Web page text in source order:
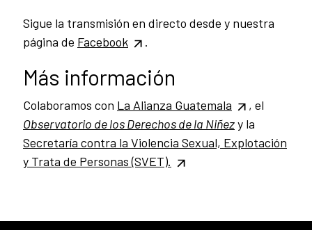
Sigue la transmisión en directo desde y nuestra
página de Facebook .
Más información
Colaboramos con La Alianza Guatemala
, el
Observatorio de los Derechos de la Niñezy la
Secretaría contra la Violencia Sexual, Explotación
y Trata de Personas (SVET).